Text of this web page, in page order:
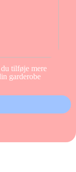
tilføje mere
garderobe